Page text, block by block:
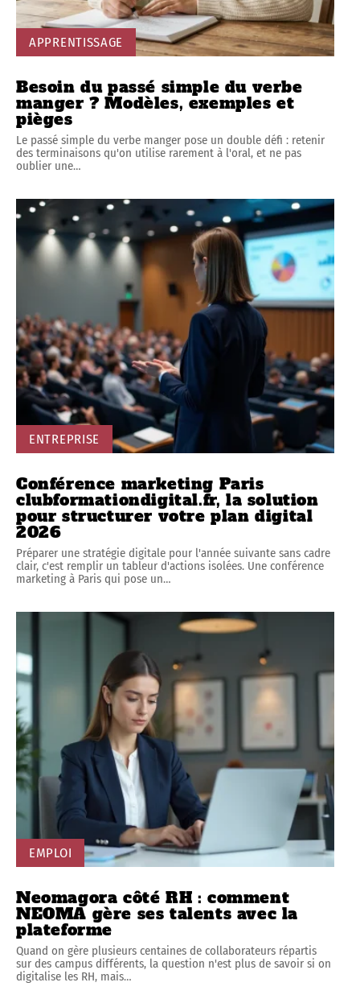
APPRENTISSAGE
Besoin du passé simple du verbe
manger ? Modèles, exemples et
pièges
Le passé simple du verbe manger pose un double défi : retenir
des terminaisons qu'on utilise rarement à l'oral, et ne pas
oublier une…
ENTREPRISE
Conférence marketing Paris
clubformationdigital.fr, la solution
pour structurer votre plan digital
2026
Préparer une stratégie digitale pour l'année suivante sans cadre
clair, c'est remplir un tableur d'actions isolées. Une conférence
marketing à Paris qui pose un…
EMPLOI
Neomagora côté RH : comment
NEOMA gère ses talents avec la
plateforme
Quand on gère plusieurs centaines de collaborateurs répartis
sur des campus différents, la question n'est plus de savoir si on
digitalise les RH, mais…